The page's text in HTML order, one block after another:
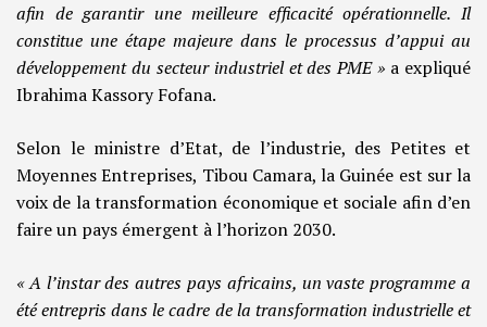
afin de garantir une meilleure efficacité opérationnelle. Il
constitue une étape majeure dans le processus d’appui au
développement du secteur industriel et des PME » a expliqué
Ibrahima Kassory Fofana.
Selon le ministre d’Etat, de l’industrie, des Petites et
Moyennes Entreprises, Tibou Camara, la Guinée est sur la
voix de la transformation économique et sociale afin d’en
faire un pays émergent à l’horizon 2030.
« A l’instar des autres pays africains, un vaste programme a
été entrepris dans le cadre de la transformation industrielle et